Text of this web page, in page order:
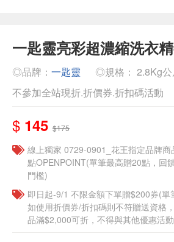
一匙靈亮彩超濃縮洗衣
◎品牌： 一匙靈
◎規格： 2.8Kg公
不參加全站現折.折價券.折扣碼活動
$ 145 $175
線上獨家 0729-0901_花王指定品牌
點OPENPOINT(單筆最高贈20點，回
門檻)
即日起-9/1 不限金額下單贈$200券(
如使用折價券/折扣碼則不符贈送資格
品滿$2,000可折，不得與其他優惠活